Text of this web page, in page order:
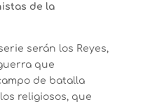
de la
serán los Reyes,
que
de batalla
religiosos, que